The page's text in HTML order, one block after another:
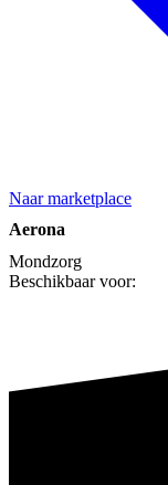
Naar marketplace
Aerona
Mondzorg
Beschikbaar voor: